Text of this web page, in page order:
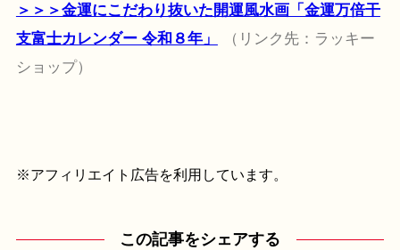
＞＞＞金運にこだわり抜いた開運風水画「金運万倍干
支富士カレンダー 令和８年」
（リンク先：ラッキー
ショップ）
※アフィリエイト広告を利用しています。
この記事をシェアする